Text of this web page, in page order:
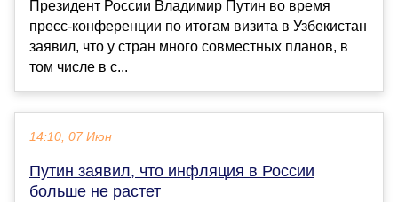
Президент России Владимир Путин во время
пресс-конференции по итогам визита в Узбекистан
заявил, что у стран много совместных планов, в
том числе в с...
14:10, 07 Июн
Путин заявил, что инфляция в России
больше не растет